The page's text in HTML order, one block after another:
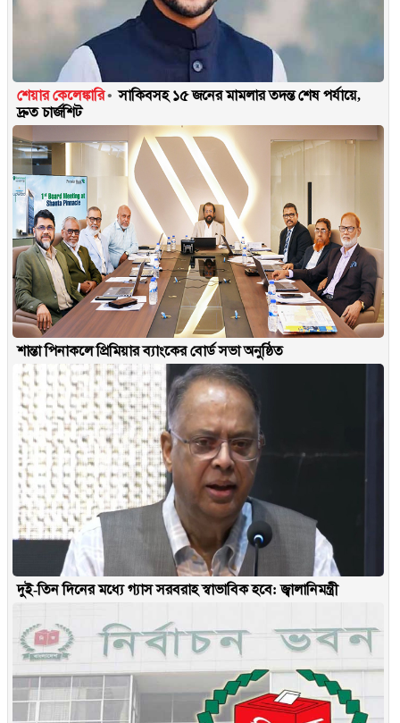
শেয়ার কেলেঙ্কারি
সাকিবসহ ১৫ জনের মামলার তদন্ত শেষ পর্যায়ে,
দ্রুত চার্জশিট
শান্তা পিনাকলে প্রিমিয়ার ব্যাংকের বোর্ড সভা অনুষ্ঠিত
দুই-তিন দিনের মধ্যে গ্যাস সরবরাহ স্বাভাবিক হবে: জ্বালানিমন্ত্রী